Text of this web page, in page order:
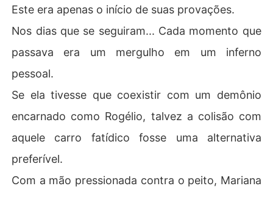
Este era apenas o início de suas provações.
Nos dias que se seguiram... Cada momento que
passava era um mergulho em um inferno
pessoal.
Se ela tivesse que coexistir com um demônio
encarnado como Rogélio, talvez a colisão com
aquele carro fatídico fosse uma alternativa
preferível.
Com a mão pressionada contra o peito, Mariana